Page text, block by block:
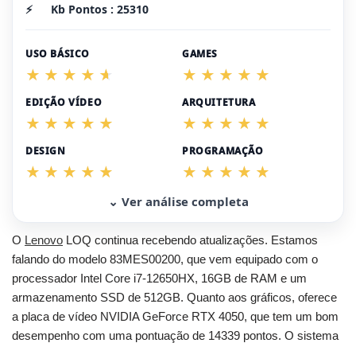
⚡
Kb Pontos : 25310
USO BÁSICO GAMES
EDIÇÃO VÍDEO ARQUITETURA
DESIGN PROGRAMAÇÃO
⌄ Ver análise completa
O Lenovo LOQ continua recebendo atualizações. Estamos
falando do modelo 83MES00200, que vem equipado com o
processador Intel Core i7-12650HX, 16GB de RAM e um
armazenamento SSD de 512GB. Quanto aos gráficos, oferece
a placa de vídeo NVIDIA GeForce RTX 4050, que tem um bom
desempenho com uma pontuação de 14339 pontos. O sistema